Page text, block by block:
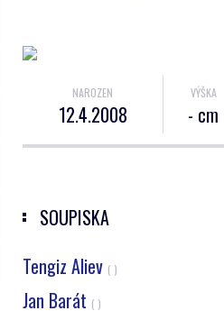
NAROZEN
12.4.2008
VÝŠKA
- cm
SOUPISKA
Tengiz Aliev ( )
Jan Barát ( )